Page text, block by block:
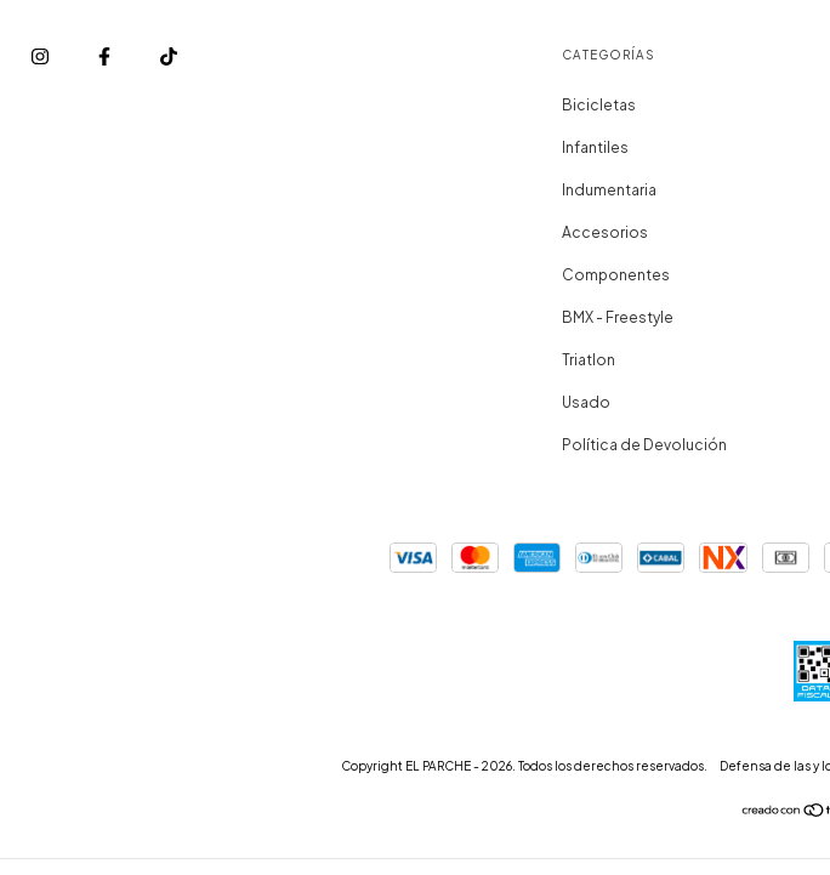
CATEGORÍAS
Bicicletas
Infantiles
Indumentaria
Accesorios
Componentes
BMX - Freestyle
Triatlon
Usado
Política de Devolución
Copyright EL PARCHE - 2026. Todos los derechos reservados. Defensa de las y